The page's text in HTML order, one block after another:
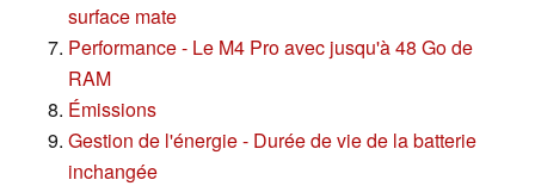
surface mate
Performance - Le M4 Pro avec jusqu'à 48 Go de
RAM
Émissions
Gestion de l'énergie - Durée de vie de la batterie
inchangée